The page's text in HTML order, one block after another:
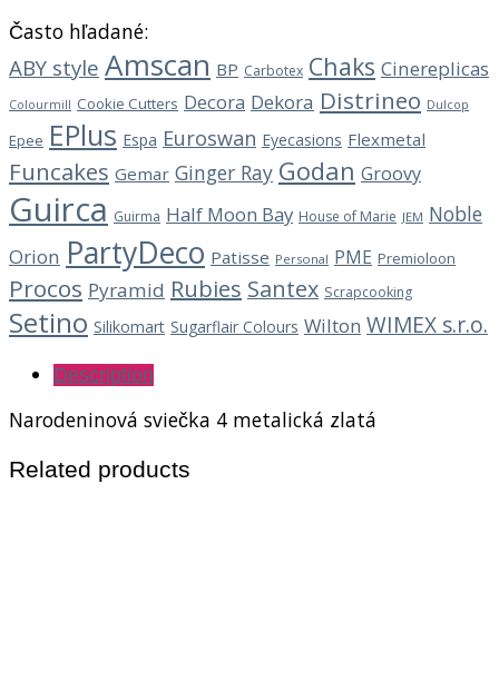
Často hľadané:
ABY style Amscan BP Carbotex Chaks Cinereplicas
Colourmill Cookie Cutters Decora Dekora Distrineo Dulcop
Epee EPlus Espa Euroswan Eyecasions Flexmetal
Funcakes Gemar Ginger Ray Godan Groovy
Guirca Guirma Half Moon Bay House of Marie JEM Noble
Orion PartyDeco Patisse Personal PME Premioloon
Procos Pyramid Rubies Santex Scrapcooking
Setino Silikomart Sugarflair Colours Wilton WIMEX s.r.o.
Description
Narodeninová sviečka 4 metalická zlatá
Related products